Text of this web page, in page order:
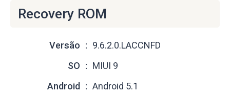
Recovery ROM
Versão
9.6.2.0.LACCNFD
SO
MIUI 9
Android
Android 5.1